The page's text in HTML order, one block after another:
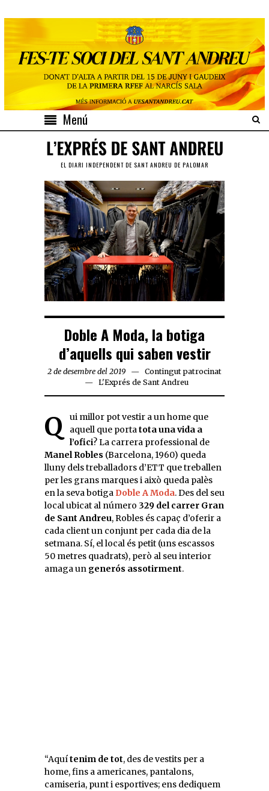
Menú
EL DIARI INDEPENDENT DE SANT ANDREU DE PALOMAR
Doble A Moda, la botiga
d’aquells qui saben vestir
2 de desembre del 2019
Contingut patrocinat
L'Exprés de Sant Andreu
Qui millor pot vestir a un home que aquell que portatota una vida a
l’ofici? La carrera professional de
Manel Robles (Barcelona, 1960) queda
lluny dels treballadors d’ETT que treballen
per les grans marques i això queda palès
en la seva botiga Doble A Moda. Des del seu
local ubicat al número 329 del carrer Gran
de Sant Andreu, Robles és capaç d’oferir a
cada client un conjunt per cada dia de la
setmana. Sí, el local és petit (uns escassos
50 metres quadrats), però al seu interior
amaga un generós assotirment.
“Aquítenim de tot, des de vestits per a
home, fins a americanes, pantalons,
camiseria, punt i esportives; ens dediquem